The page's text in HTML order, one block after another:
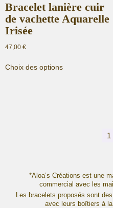
Bracelet lanière cuir
de vachette Aquarelle
Irisée
47,00 €
Choix des optionsproduit
la
page
du
1
*Aloa’s Créations est une
commercial avec les
Les bracelets proposés sont
avec leurs boîtiers à